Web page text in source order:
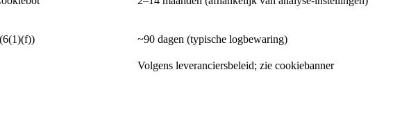
~90 dagen (typische logbewaring)
Volgens leveranciersbeleid; zie cookiebanner